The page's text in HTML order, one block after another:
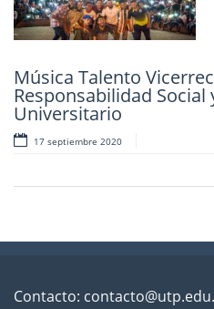
Música Talento
Responsabilidad Social
Universitario
17 septiembre 2020
Contacto: